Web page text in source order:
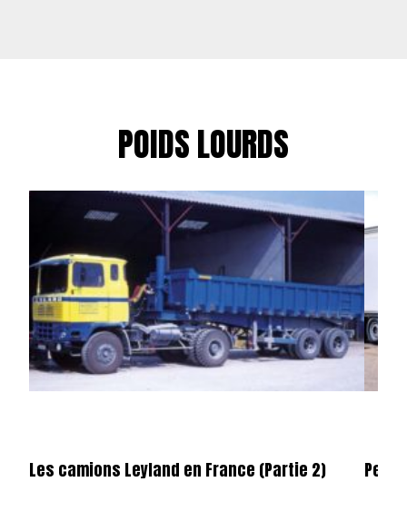
POIDS LOURDS
Les camions Leyland en France (Partie 2)